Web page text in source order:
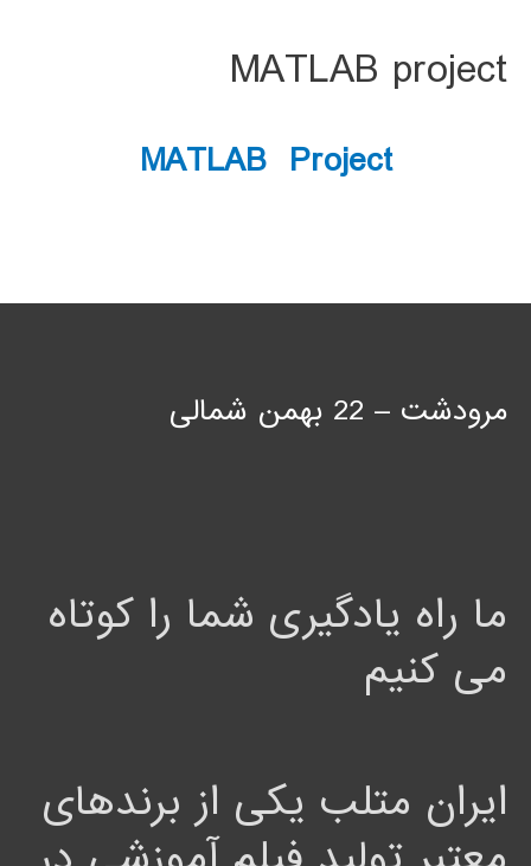
MATLAB project
MATLAB Project
مرودشت – 22 بهمن شمالی
ما راه یادگیری شما را کوتاه
می کنیم
ایران متلب یکی از برندهای